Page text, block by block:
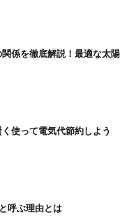
係を徹底解説！最適な太陽
使って電気代節約しよう
呼ぶ理由とは